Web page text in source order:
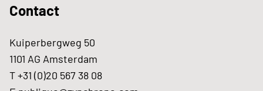
Contact
Kuiperbergweg 50
1101 AG Amsterdam
T +31 (0)20 567 38 08